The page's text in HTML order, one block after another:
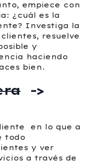
empiece con
¿cuál es la
Investiga la
resuelve
y
haciendo
bien.
->
en lo que a
todo
y ver
a través de